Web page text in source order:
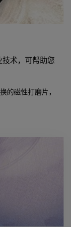
术，可帮助您
的磁性打磨片，